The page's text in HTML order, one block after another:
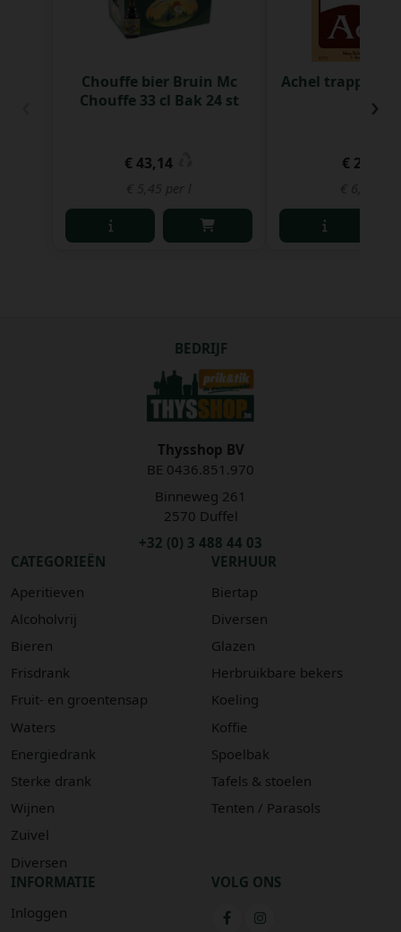
Chouffe bier Bruin Mc
Chouffe 33 cl Bak 24 st
€ 43,14
€ 5,45 per l
Achel trappist
Fles
€ 2,02
€ 6,13
›
BEDRIJF
Thysshop BV
BE 0436.851.970
Binneweg 261
2570 Duffel
+32 (0) 3 488 44 03
CATEGORIEËN
Aperitieven
Alcoholvrij
Bieren
Frisdrank
Fruit- en groentensap
Waters
Energiedrank
Sterke drank
Wijnen
Zuivel
Diversen
VERHUUR
Biertap
Diversen
Glazen
Herbruikbare bekers
Koeling
Koffie
Spoelbak
Tafels & stoelen
Tenten / Parasols
INFORMATIE
Inloggen
VOLG ONS